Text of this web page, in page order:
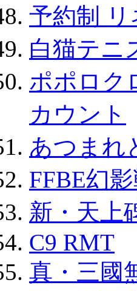
予約制
白猫テニ
ポポロク
カウント
あつまれ
FFBE幻
新・天上
C9 RMT
真・三國